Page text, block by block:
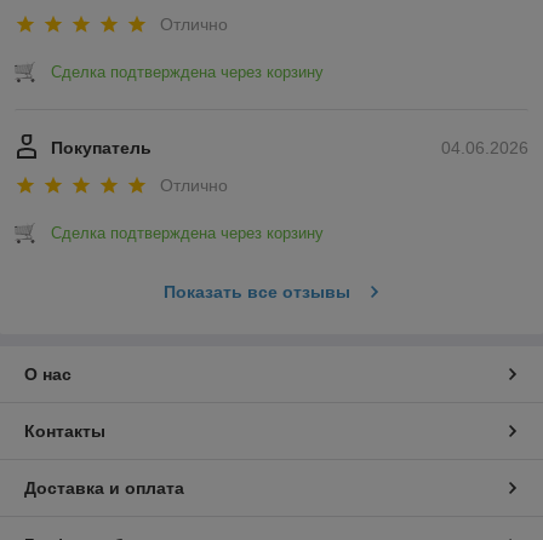
Отлично
Сделка подтверждена через корзину
04.06.2026
Покупатель
Отлично
Сделка подтверждена через корзину
Показать все отзывы
О нас
Контакты
Доставка и оплата